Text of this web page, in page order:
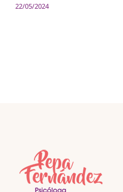
22/05/2024